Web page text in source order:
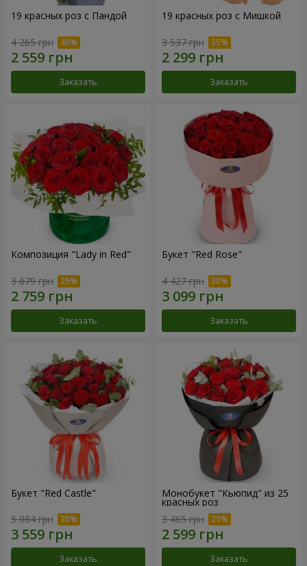
19 красных роз с Пандой
4 265 грн
Заказать
19 красных роз с Мишкой
3 537 грн
Заказать
Композиция "Lady in Red"
3 679 грн
Заказать
Букет "Red Rose"
4 427 грн
Заказать
Букет "Red Castle"
5 084 грн
Заказать
Монобукет "Кьюпид" из 25
красных роз
3 465 грн
Заказать